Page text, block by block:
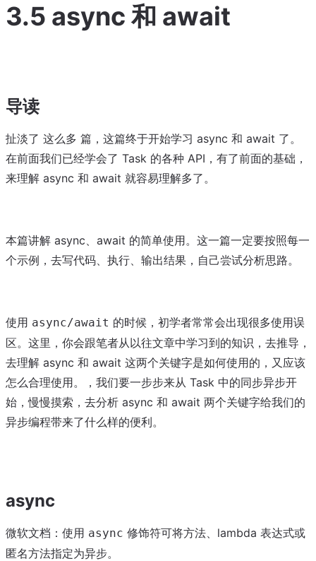
3.5 async 和 await
导读
扯淡了 这么多 篇，这篇终于开始学习 async 和 await 了。
在前面我们已经学会了 Task 的各种 API，有了前面的基础，
来理解 async 和 await 就容易理解多了。
本篇讲解 async、await 的简单使用。这一篇一定要按照每一
个示例，去写代码、执行、输出结果，自己尝试分析思路。
使用 async/await 的时候，初学者常常会出现很多使用误
区。这里，你会跟笔者从以往文章中学习到的知识，去推导，
去理解 async 和 await 这两个关键字是如何使用的，又应该
怎么合理使用。，我们要一步步来从 Task 中的同步异步开
始，慢慢摸索，去分析 async 和 await 两个关键字给我们的
异步编程带来了什么样的便利。
async
微软文档：使用 async 修饰符可将方法、lambda 表达式或
匿名方法指定为异步。